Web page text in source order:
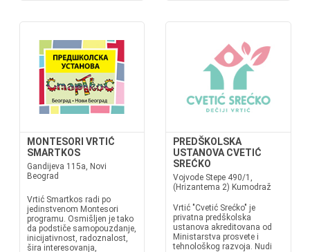
MONTESORI VRTIĆ
SMARTKOS
Gandijeva 115a, Novi
Beograd
Vrtić Smartkos radi po
jedinstvenom Montesori
programu. Osmišljen je tako
da podstiče samopouzdanje,
inicijativnost, radoznalost,
šira interesovanja,
PREDŠKOLSKA
USTANOVA CVETIĆ
SREĆKO
Vojvode Stepe 490/1,
(Hrizantema 2) Kumodraž
Vrtić "Cvetić Srećko" je
privatna predškolska
ustanova akreditovana od
Ministarstva prosvete i
tehnološkog razvoja. Nudi